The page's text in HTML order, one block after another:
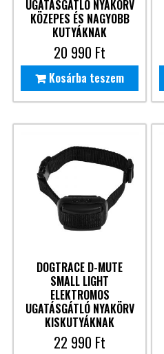
UGATÁSGÁTLÓ NYAKÖRV
KÖZEPES ÉS NAGYOBB
KUTYÁKNAK
20 990 Ft
Kosárba teszem
DOGTRACE D-MUTE
SMALL LIGHT
ELEKTROMOS
UGATÁSGÁTLÓ NYAKÖRV
KISKUTYÁKNAK
22 990 Ft